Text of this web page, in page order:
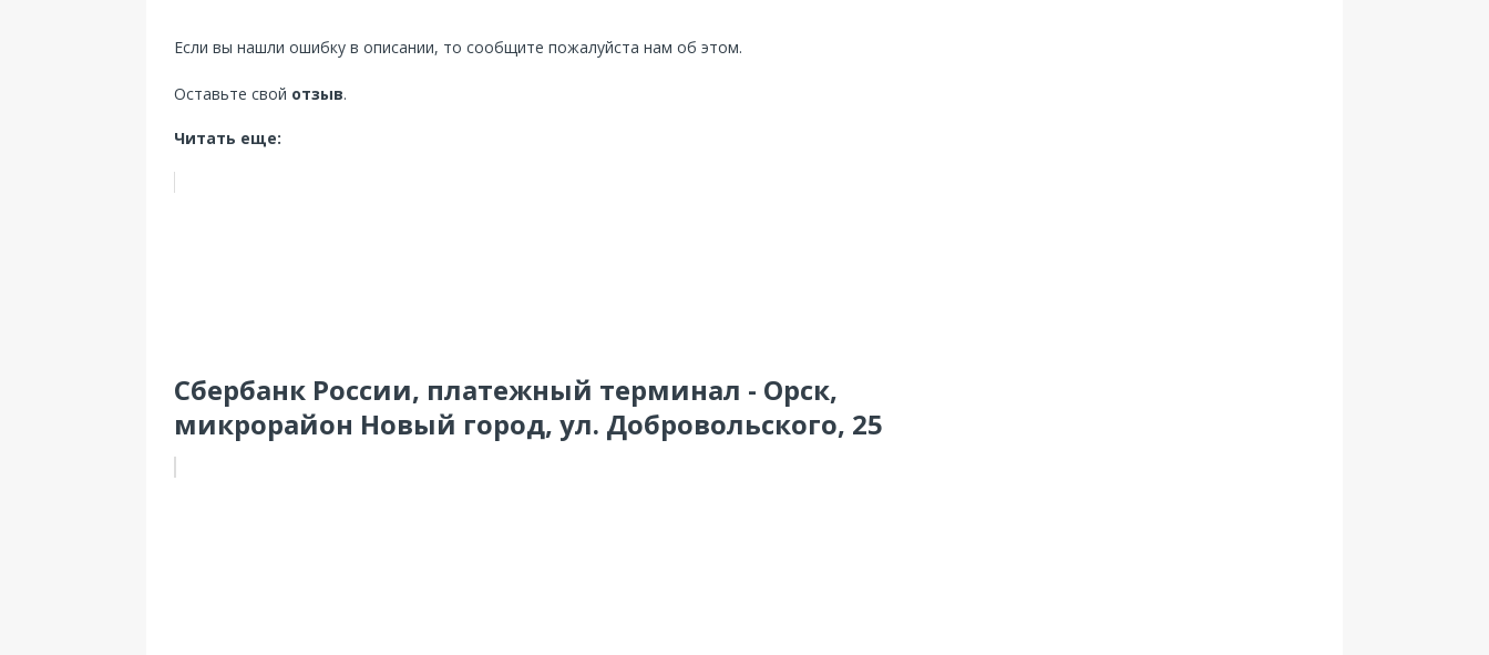
Если вы нашли ошибку в описании, то сообщите пожалуйста нам об этом.
Оставьте свой отзыв.
Читать еще:
Сбербанк России, платежный терминал - Орск,
микрорайон Новый город, ул. Добровольского, 25